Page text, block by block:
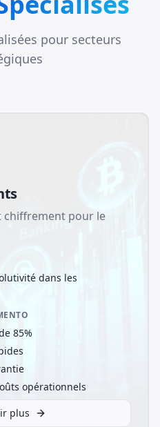
pour secteurs
chiffrement pour le
dans les
85%
opérationnels
plus